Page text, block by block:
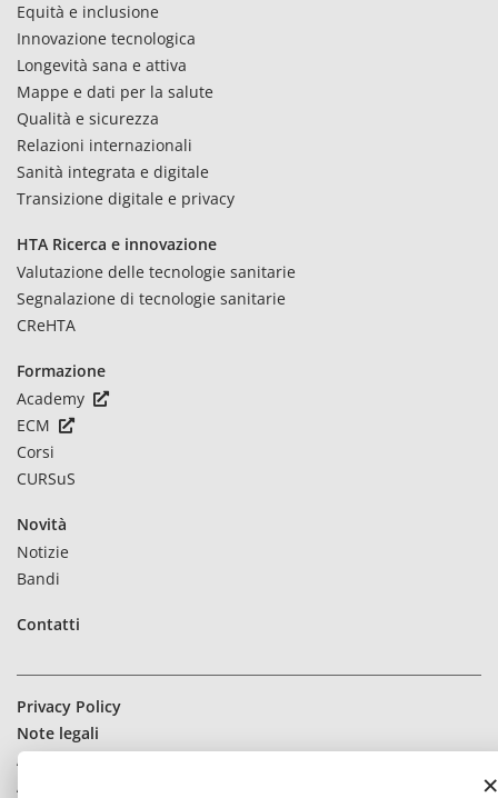
Equità e inclusione
Innovazione tecnologica
Longevità sana e attiva
Mappe e dati per la salute
Qualità e sicurezza
Relazioni internazionali
Sanità integrata e digitale
Transizione digitale e privacy
HTA Ricerca e innovazione
Valutazione delle tecnologie sanitarie
Segnalazione di tecnologie sanitarie
CReHTA
Formazione
Academy
ECM
Corsi
CURSuS
Novità
Notizie
Bandi
Contatti
Privacy Policy
Note legali
Accessibilità
Amministrazione trasparente
×